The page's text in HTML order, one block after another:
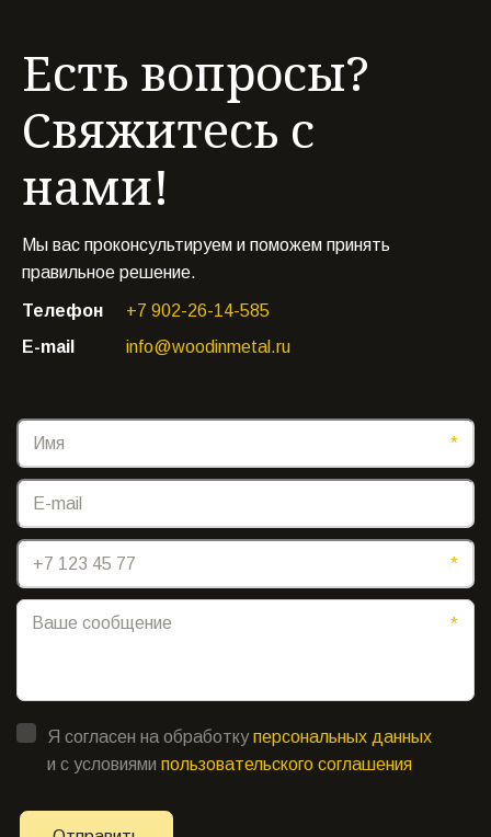
Есть вопросы?
Свяжитесь с
нами!
Мы вас проконсультируем и поможем принять
правильное решение.
Телефон
+7 902-26-14-585
E-mail
info@woodinmetal.ru
*
*
*
Я согласен на обработкуперсональных данных
и с условиями пользовательского соглашения